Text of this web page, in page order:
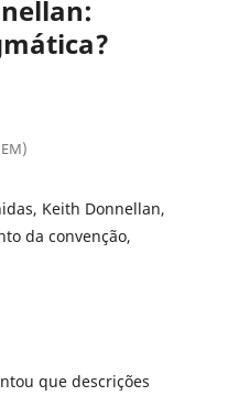
Keith Donnellan,
da convenção,
que descrições